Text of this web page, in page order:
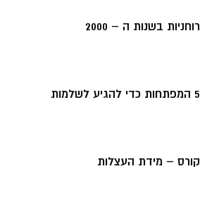
רוחניות בשנות ה – 2000
5 המפתחות כדי להגיע לשלמות
קורס – מידת העצלות